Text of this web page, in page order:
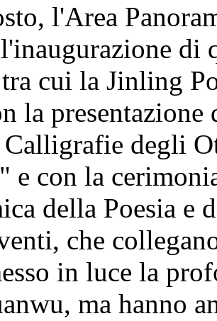
l'Area
di
cui la Jinling
la
degli
e con la
della Poesia e
che
in luce la
ma hanno